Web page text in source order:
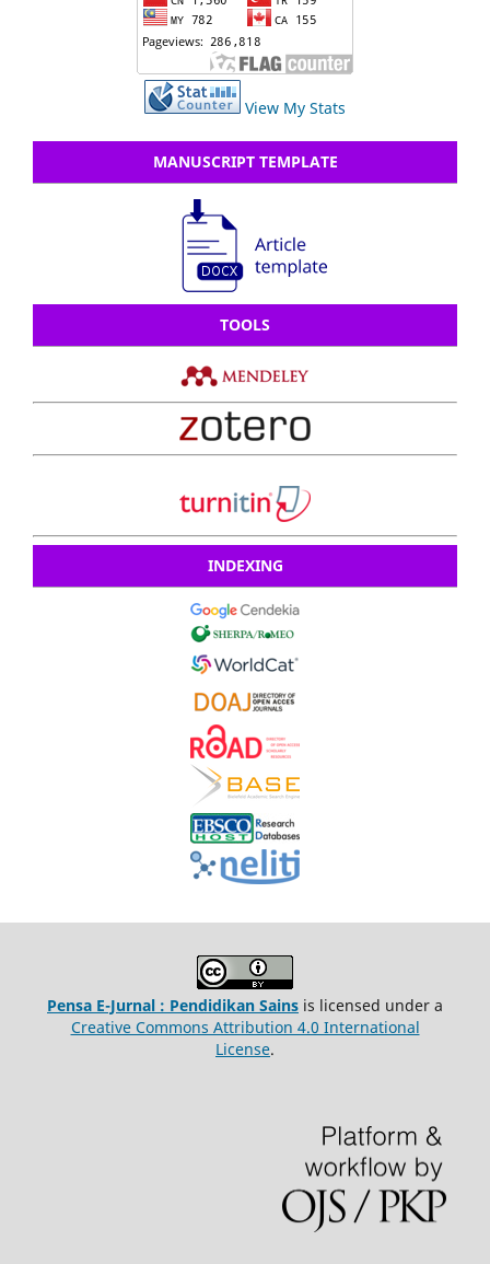
View My Stats
MANUSCRIPT TEMPLATE
TOOLS
INDEXING
Pensa E-Jurnal : Pendidikan Sains is licensed under a
Creative Commons Attribution 4.0 International
License.